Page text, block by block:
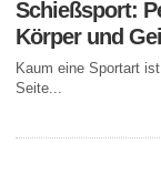
Schießsport:
Körper und
Kaum eine Sportart
Seite...